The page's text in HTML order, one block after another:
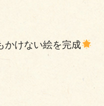
かけない絵を完成